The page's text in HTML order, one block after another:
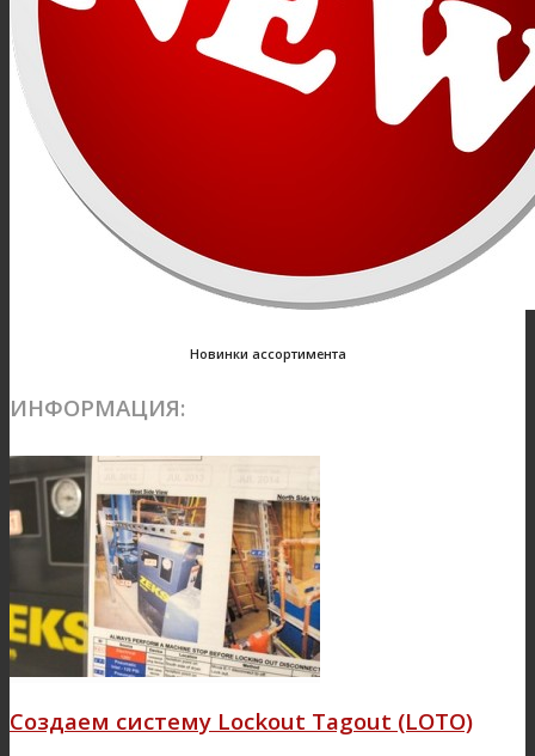
Новинки ассортимента
ИНФОРМАЦИЯ:
Создаем систему Lockout Tagout (LOTO)